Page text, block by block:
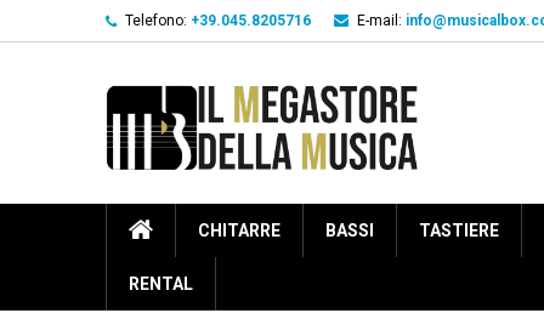
Telefono: +39.045.8205716 E-mail:
CHITARRE BASSI TASTIERE
RENTAL